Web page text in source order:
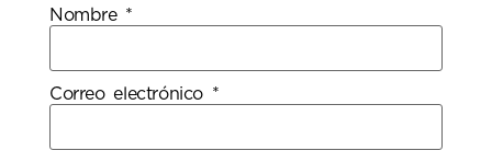
Nombre *
Correo electrónico *